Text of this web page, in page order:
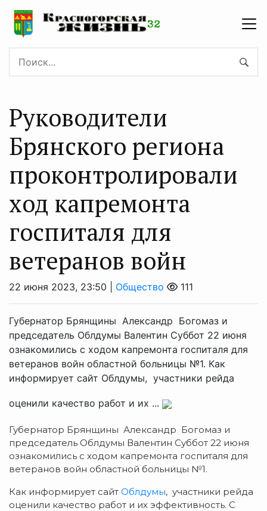
Руководители
Брянского региона
проконтролировали
ход капремонта
госпиталя для
ветеранов войн
22 июня 2023, 23:50 | Общество 111
Губернатор Брянщины Александр Богомаз и
председатель Облдумы Валентин Суббот 22 июня
ознакомились с ходом капремонта госпиталя для
ветеранов войн областной больницы №1. Как
информирует сайт Облдумы, участники рейда
оценили качество работ и их ...
Губернатор Брянщины Александр Богомаз и
председатель Облдумы Валентин Суббот 22 июня
ознакомились с ходом капремонта госпиталя для
ветеранов войн областной больницы №1.
Как информирует сайт Облдумы, участники рейда
оценили качество работ и их эффективность. С